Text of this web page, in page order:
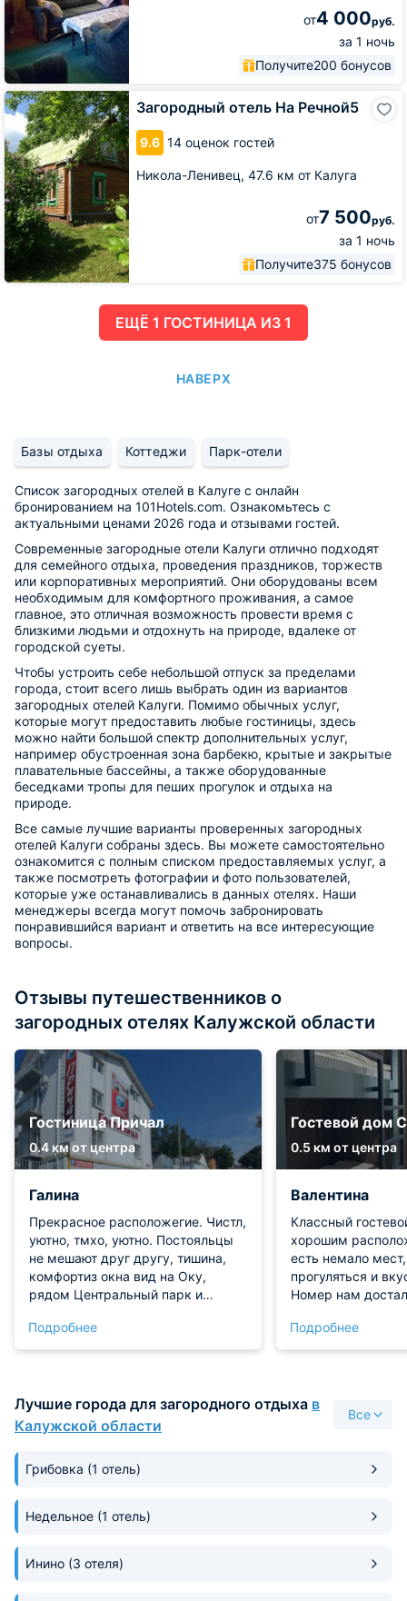
от4 000руб.
за 1 ночь
Получите200 бонусов
Загородный отель На Речной5
9.6 14 оценок гостей
Никола-Ленивец, 47.6 км от Калуга
от7 500руб.
за 1 ночь
Получите375 бонусов
Загородный
отель
На
Речной5
ЕЩË 1 ГОСТИНИЦА ИЗ 1
НАВЕРХ
Базы отдыха Коттеджи Парк-отели
Список загородных отелей в Калуге с онлайн
бронированием на 101Hotels.com. Ознакомьтесь с
актуальными ценами 2026 года и отзывами гостей.
Современные загородные отели Калуги отлично подходят
для семейного отдыха, проведения праздников, торжеств
или корпоративных мероприятий. Они оборудованы всем
необходимым для комфортного проживания, а самое
главное, это отличная возможность провести время с
близкими людьми и отдохнуть на природе, вдалеке от
городской суеты.
Чтобы устроить себе небольшой отпуск за пределами
города, стоит всего лишь выбрать один из вариантов
загородных отелей Калуги. Помимо обычных услуг,
которые могут предоставить любые гостиницы, здесь
можно найти большой спектр дополнительных услуг,
например обустроенная зона барбекю, крытые и закрытые
плавательные бассейны, а также оборудованные
беседками тропы для пеших прогулок и отдыха на
природе.
Все самые лучшие варианты проверенных загородных
отелей Калуги собраны здесь. Вы можете самостоятельно
ознакомится с полным списком предоставляемых услуг, а
также посмотреть фотографии и фото пользователей,
которые уже останавливались в данных отелях. Наши
менеджеры всегда могут помочь забронировать
понравившийся вариант и ответить на все интересующие
вопросы.
Отзывы путешественников о
загородных отелях Калужской области
Гостиница Причал
0.4 км от центра
Галина
Прекрасное расположегие. Чистл,
уютно, тмхо, уютно. Постояльцы
не мешают друг другу, тишина,
комфортиз окна вид на Оку,
рядом Центральный парк и
Подробнее
Гостевой дом
0.5 км от центра
Валентина
Классный
хорошим
есть немало
прогуляться и
Номер нам
при проживании
Будем советовать
Подробнее
Лучшие города для загородного отдыха в
Калужской области
Все
Грибовка (1 отель)
Недельное (1 отель)
Инино (3 отеля)